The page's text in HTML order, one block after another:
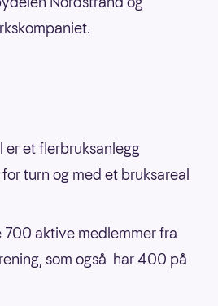
er et flerbruksanlegg
turn og med et bruksareal
700 aktive medlemmer fra
som også har 400 på